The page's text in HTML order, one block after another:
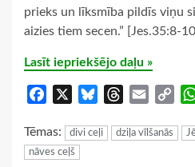
prieks un līksmība pildīs viņu
aizies tiem secen.” [Jes.35:8-10]
Lasīt iepriekšējo daļu »
Facebook BlueskyThreads
Email
Tēmas: divi ceļi dziļa vīlšanās
nāves ceļš